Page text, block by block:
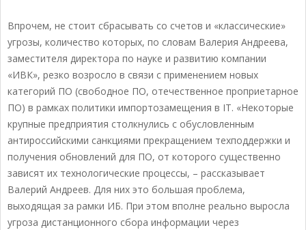
Впрочем, не стоит сбрасывать со счетов и «классические»
угрозы, количество которых, по словам Валерия Андреева,
заместителя директора по науке и развитию компании
«ИВК», резко возросло в связи с применением новых
категорий ПО (свободное ПО, отечественное проприетарное
ПО) в рамках политики импортозамещения в IT. «Некоторые
крупные предприятия столкнулись с обусловленным
антироссийскими санкциями прекращением техподдержки и
получения обновлений для ПО, от которого существенно
зависят их технологические процессы, – рассказывает
Валерий Андреев. Для них это большая проблема,
выходящая за рамки ИБ. При этом вполне реально выросла
угроза дистанционного сбора информации через